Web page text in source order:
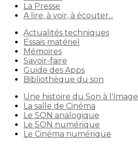
La Presse
A lire, à voir, à écouter...
Actualités techniques
Essais matériel
Mémoires
Savoir-faire
Guide des Apps
Bibliothèque du son
Une histoire du Son à l'Image
La salle de Cinéma
Le SON analogique
Le SON numérique
Le Cinéma numérique